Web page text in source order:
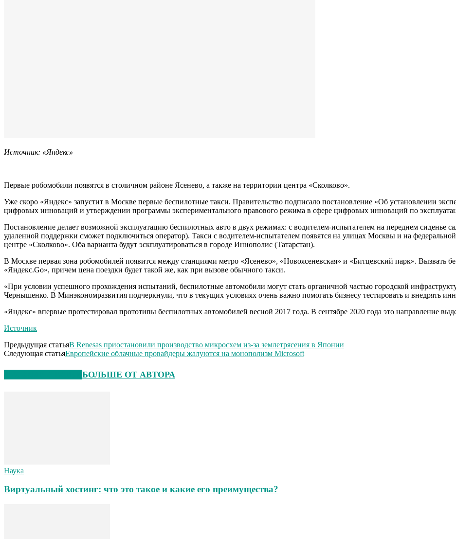
Источник: «Яндекс»
Первые робомобили появятся в столичном районе Ясенево, а также на территории центра «Сколково».
Уже скоро «Яндекс» запустит в Москве первые беспилотные такси. Правительство подписало постановление «Об установлении
цифровых инноваций и утверждении программы экспериментального правового режима в сфере цифровых инноваций по
Постановление делает возможной эксплуатацию беспилотных авто в двух режимах: с водителем-испытателем на переднем сиденье
удаленной поддержки сможет подключиться оператор). Такси с водителем-испытателем появятся на улицах Москвы и на
центре «Сколково». Оба варианта будут эскплуатироваться в городе Иннополис (Татарстан).
В Москве первая зона робомобилей появится между станциями метро «Ясенево», «Новоясеневская» и «Битцевский парк». Вызвать
«Яндекс.Go», причем цена поездки будет такой же, как при вызове обычного такси.
«При условии успешного прохождения испытаний, беспилотные автомобили могут стать органичной частью городской
Чернышенко. В Минэкономразвития подчеркнули, что в текущих условиях очень важно помогать бизнесу тестировать и внедрять
«Яндекс» впервые протестировал прототипы беспилотных автомобилей весной 2017 года. В сентябре 2020 года это направление
Источник
Предыдущая статьяВ Renesas приостановили производство микросхем из-за землетрясения в Японии
Следующая статьяЕвропейские облачные провайдеры жалуются на монополизм Microsoft
БОЛЬШЕ ОТ АВТОРА
Наука
Виртуальный хостинг: что это такое и какие его преимущества?